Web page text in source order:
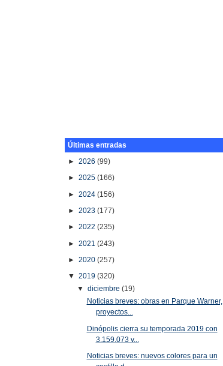
Últimas entradas
►2026(99)
►2025(166)
►2024(156)
►2023(177)
►2022(235)
►2021(243)
►2020(257)
▼2019(320)
▼diciembre(19)
Noticias breves: obras en Parque Warner,
proyectos...
Dinópolis cierra su temporada 2019 con
3.159.073 v...
Noticias breves: nuevos colores para un